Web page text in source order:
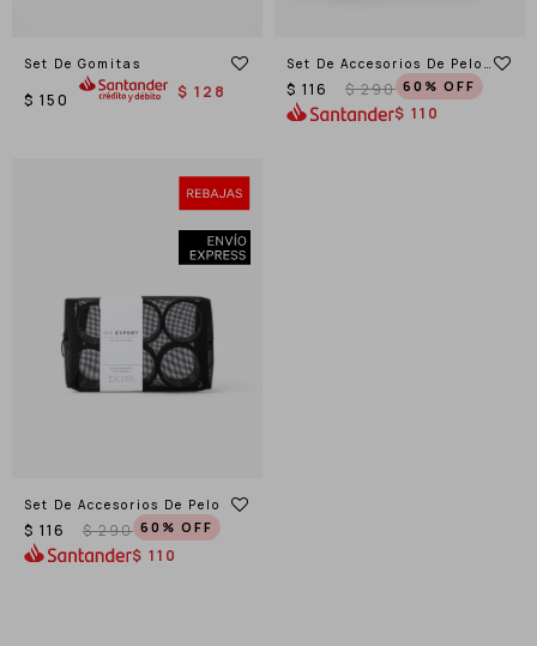
Set De Gomitas
$ 150 $ 128
Set De Accesorios De Pelo
Isa Expert
$ 116 $ 290 60
$ 110
Set De Accesorios De Pelo
$ 116 $ 290 60
$ 110